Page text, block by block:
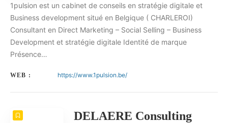
1pulsion est un cabinet de conseils en stratégie digitale et
Business development situé en Belgique ( CHARLEROI)
Consultant en Direct Marketing – Social Selling – Business
Development et stratégie digitale Identité de marque
Présence…
WEB : https://www.1pulsion.be/
DELAERE Consulting